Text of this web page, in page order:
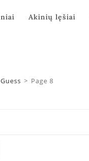
Akinių lęšiai
Guess > Page 8